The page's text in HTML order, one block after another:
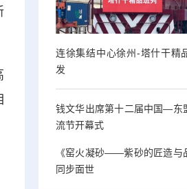
连徐集结中心徐州-塔什干精
发
钱文华出席第十二届中国—东
流节开幕式
《窑火凝砂——紫砂的匠造与
同步面世